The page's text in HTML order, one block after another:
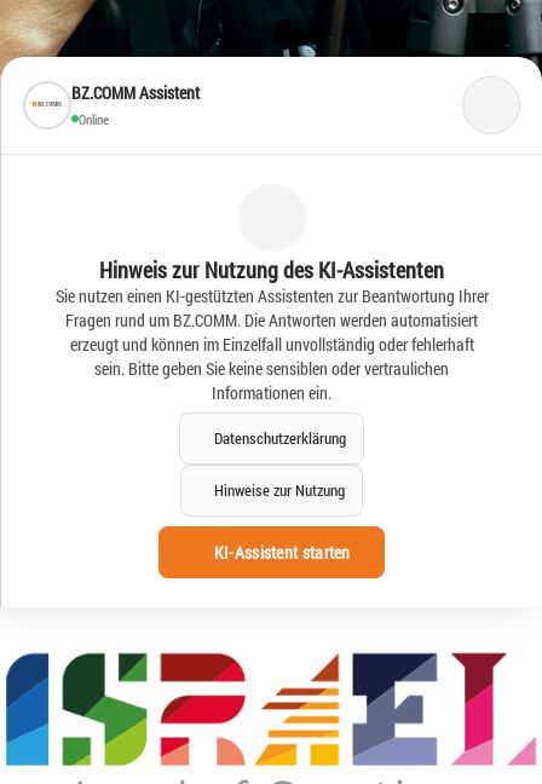
BZ.COMM Assistent
Online
Hinweis zur Nutzung des KI-Assistenten
Sie nutzen einen KI-gestützten Assistenten zur Beantwortung Ihrer
Fragen rund um BZ.COMM. Die Antworten werden automatisiert
erzeugt und können im Einzelfall unvollständig oder fehlerhaft
sein. Bitte geben Sie keine sensiblen oder vertraulichen
Informationen ein.
Datenschutzerklärung
Hinweise zur Nutzung
KI-Assistent starten
Frische Ideen – Frische
News